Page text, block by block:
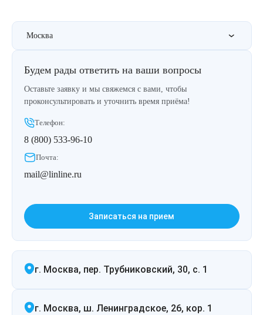
Москва
Будем рады ответить на ваши вопросы
Оставьте заявку и мы свяжемся с вами, чтобы
проконсультировать и уточнить время приёма!
Телефон:
8 (800) 533-96-10
Почта:
mail@linline.ru
Записаться на прием
г. Москва, пер. Трубниковский, 30, с. 1
г. Москва, ш. Ленинградское, 26, кор. 1